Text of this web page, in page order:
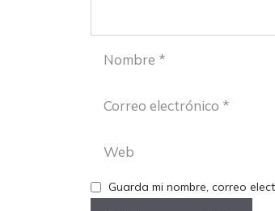
electrónico
Guarda mi nombre, correo